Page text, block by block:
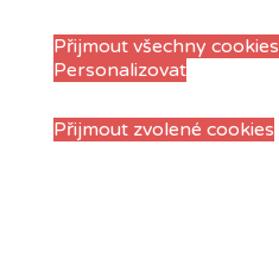
Přijmout všechny cookies
Personalizovat
Přijmout zvolené cookies